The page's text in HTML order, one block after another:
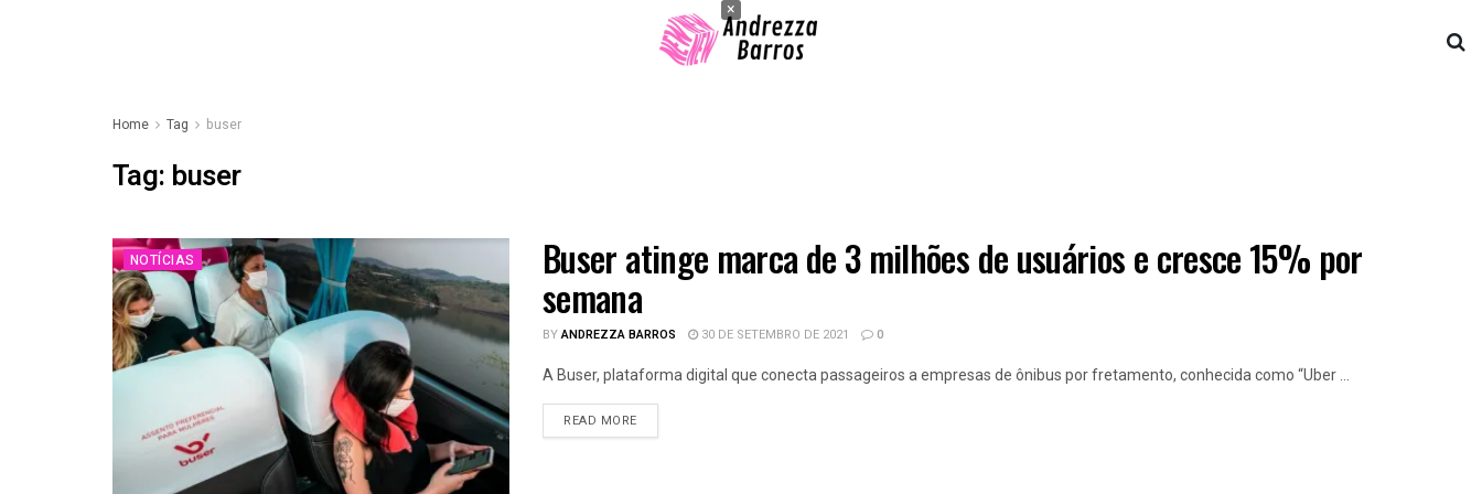
Home Tag buser
Tag: buser
NOTÍCIAS Buser atinge marca de 3 milhões de usuários e cresce 15% por
semana
BYANDREZZA BARROS 30 DE SETEMBRO DE 2021 0
A Buser, plataforma digital que conecta passageiros a empresas de ônibus por fretamento, conhecida como “Uber ...
READ MORE
×